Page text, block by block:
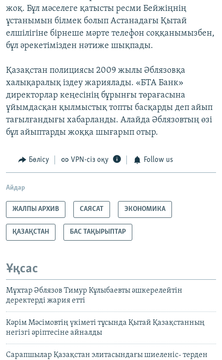
жоқ. Бұл мәселеге қатысты ресми Бейжіңнің
ұстанымын білмек болып Астанадағы Қытай
елшілігіне бірнеше мәрте телефон соққанымызбен,
бұл әрекетімізден нәтиже шықпады.
Қазақстан полициясы 2009 жылы Әблязовқа
халықаралық іздеу жариялады. «БТА Банк»
директорлар кеңесінің бұрынғы төрағасына
ұйымдасқан қылмыстық топты басқарды деп айып
тағылғандығы хабарланды. Алайда Әблязовтың өзі
бұл айыптарды жоққа шығарып отыр.
Бөлісу VPN-сіз оқу Follow us
Айдар
ЖАЛПЫ АРХИВ САЯСАТ ЭКОНОМИКА
ҚАЗАҚСТАН БАС ТАҚЫРЫПТАР
Ұқсас
Мұхтар Әблязов Тимур Кұлыбаевты әшкерелейтін
деректерді жария етті
Кәрім Мәсімовтің үкіметі тұсында Қытай Қазақстанның
негізгі әріптесіне айналды
Сарапшылар Қазақстан элитасындағы шиеленіс- терден